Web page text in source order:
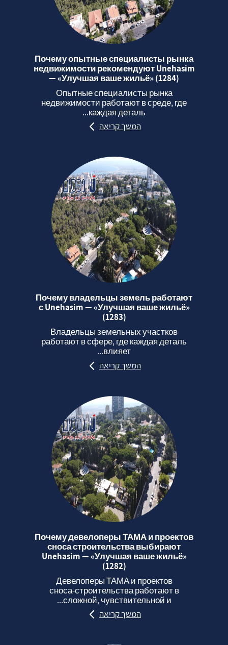
Почему опытные специалисты рынка
недвижимости рекомендуют Unehasim
— «Улучшая ваше жильё» (1284)
Опытные специалисты рынка
недвижимости работают в среде, где
каждая деталь...
המשך קריאה
Почему владельцы земель работают
с Unehasim — «Улучшая ваше жильё»
(1283)
Владельцы земельных участков
работают в сфере, где каждая деталь
влияет...
המשך קריאה
Почему девелоперы ТАМА и проектов
сноса строительства выбирают
Unehasim — «Улучшая ваше жильё»
(1282)
Девелоперы ТАМА и проектов
сноса‑строительства работают в
сложной, чувствительной и...
המשך קריאה